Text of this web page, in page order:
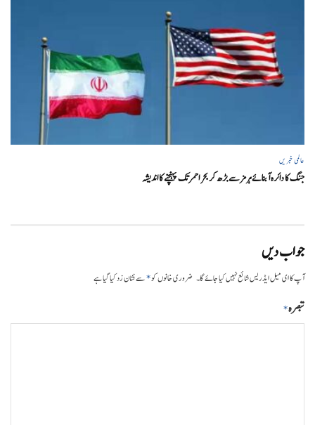
عالمی خبریں
جنگ کا دائرہ آبنائے ہرمز سے بڑھ کر بحر احمر تک پہنچنے کا اندیشہ
جواب دیں
آپ کا ای میل ایڈریس شائع نہیں کیا جائے گا۔ ضروری خانوں کو*سے نشان زد کیا گیا ہے
تبصرہ*